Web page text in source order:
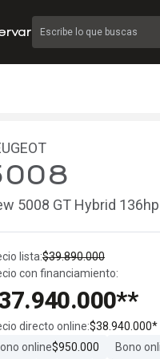
Escribe lo que buscas
5008 GT Hybrid
lista:$39.890.000
con financiamiento:
directo online:$38.940.000*
online$950.000 Bono